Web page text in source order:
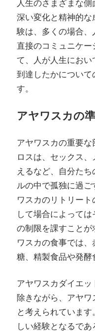
人生のさまざまな
深い変化と精神的
験は、多くの場合
直接のコミュニケ
て、人が人生にお
到達したかについ
す。
アヤワスカの
アヤワスカの重要
ロスは、セックス
えるなど、自分た
ルの中で孤独に過
ワスカのリトリー
して場合によって
の制限を課すこと
ワスカの食事では
糖、精製食品や発酵
アヤワスカダイエ
除きながら、アヤ
と考えられていま
しい経験となるで